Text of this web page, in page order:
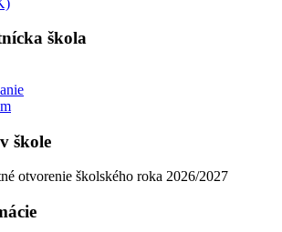
škola
škole
otvorenie školského roka 2026/2027